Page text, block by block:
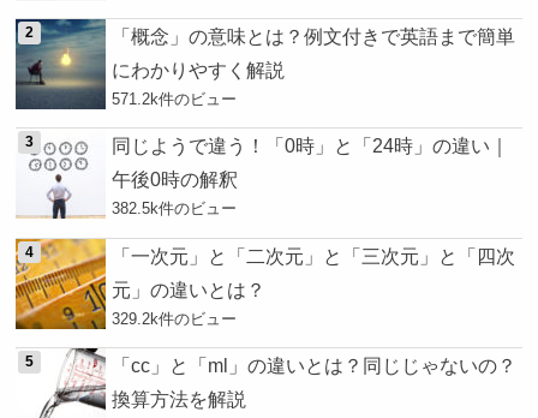
「概念」の意味とは？例文付きで英語まで簡単
にわかりやすく解説
571.2k件のビュー
同じようで違う！「0時」と「24時」の違い｜
午後0時の解釈
382.5k件のビュー
「一次元」と「二次元」と「三次元」と「四次
元」の違いとは？
329.2k件のビュー
「cc」と「ml」の違いとは？同じじゃないの？
換算方法を解説